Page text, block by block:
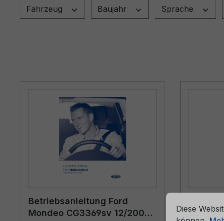
Fahrzeug Baujahr Sprache
Betriebsanleitung Ford
Mondeo CG3369sv 12/2005 -
6M51-
Cookie-
Mehr Informationen ...
Diese